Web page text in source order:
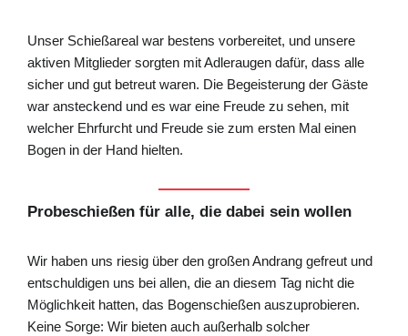
Unser Schießareal war bestens vorbereitet, und unsere
aktiven Mitglieder sorgten mit Adleraugen dafür, dass alle
sicher und gut betreut waren. Die Begeisterung der Gäste
war ansteckend und es war eine Freude zu sehen, mit
welcher Ehrfurcht und Freude sie zum ersten Mal einen
Bogen in der Hand hielten.
Probeschießen für alle, die dabei sein wollen
Wir haben uns riesig über den großen Andrang gefreut und
entschuldigen uns bei allen, die an diesem Tag nicht die
Möglichkeit hatten, das Bogenschießen auszuprobieren.
Keine Sorge: Wir bieten auch außerhalb solcher